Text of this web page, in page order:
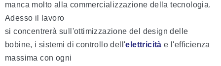
manca molto alla commercializzazione della tecnologia.
Adesso il lavoro
si concentrerà sull'ottimizzazione del design delle
bobine, i sistemi di controllo dell'elettricità e l'efficienza
massima con ogni